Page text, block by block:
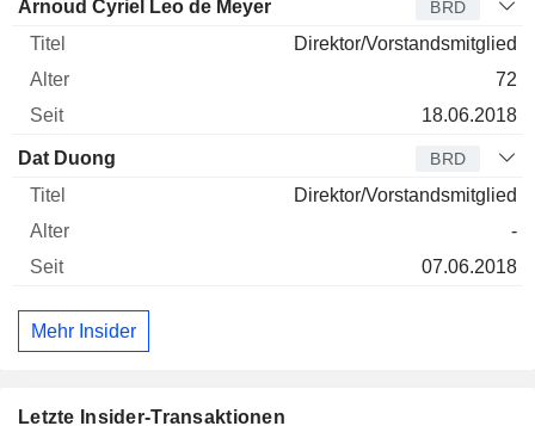
Arnoud Cyriel Leo de Meyer BRD
Direktor/Vorstandsmitglied
72
18.06.2018
Dat Duong BRD
Direktor/Vorstandsmitglied
-
07.06.2018
Mehr Insider
Letzte Insider-Transaktionen